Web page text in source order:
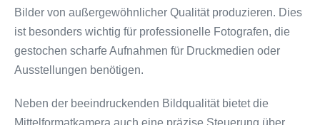
Bilder von außergewöhnlicher Qualität produzieren. Dies
ist besonders wichtig für professionelle Fotografen, die
gestochen scharfe Aufnahmen für Druckmedien oder
Ausstellungen benötigen.
Neben der beeindruckenden Bildqualität bietet die
Mittelformatkamera auch eine präzise Steuerung über